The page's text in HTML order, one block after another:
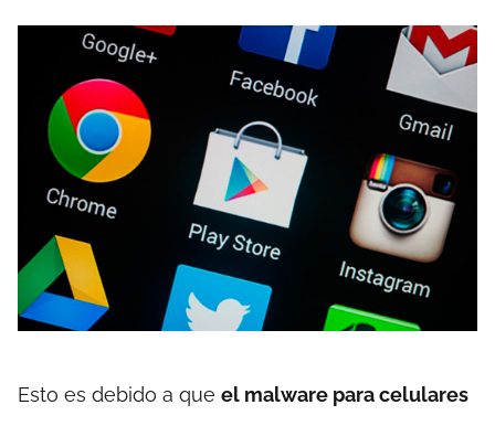
Esto es debido a que el malware para celulares